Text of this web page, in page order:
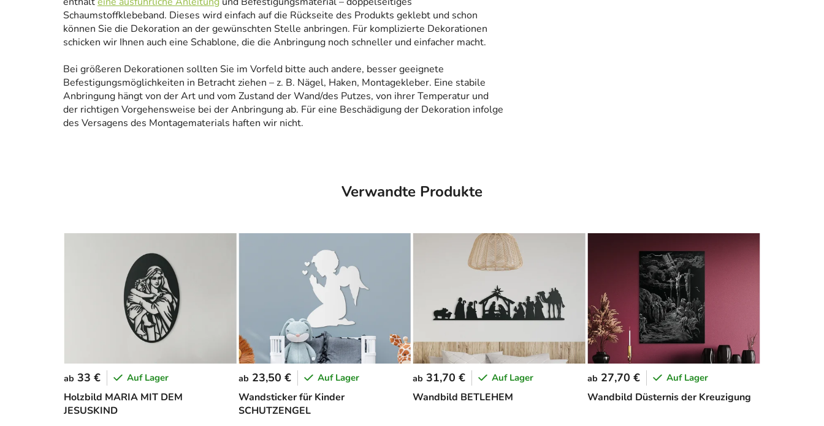
Schaumstoffklebeband. Dieses wird einfach auf die Rückseite des Produkts geklebt und schon
können Sie die Dekoration an der gewünschten Stelle anbringen. Für komplizierte Dekorationen
schicken wir Ihnen auch eine Schablone, die die Anbringung noch schneller und einfacher macht.
Bei größeren Dekorationen sollten Sie im Vorfeld bitte auch andere, besser geeignete
Befestigungsmöglichkeiten in Betracht ziehen – z. B. Nägel, Haken, Montagekleber. Eine stabile
Anbringung hängt von der Art und vom Zustand der Wand/des Putzes, von ihrer Temperatur und
der richtigen Vorgehensweise bei der Anbringung ab. Für eine Beschädigung der Dekoration infolge
des Versagens des Montagematerials haften wir nicht.
Verwandte Produkte
Holzbild MARIA MIT DEM
JESUSKIND
ab 33 € Auf Lager
Wandsticker für Kinder
SCHUTZENGEL
ab 23,50 € Auf Lager
Wandbild BETLEHEM
ab 31,70 € Auf Lager
Wandbild Düsternis der Kreuzigung
ab 27,70 € Auf Lager